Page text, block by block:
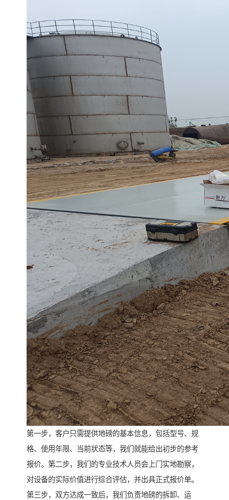
第一步，客户只需提供地磅的基本信息，包括型号、规
格、使用年限、当前状态等，我们就能给出初步的参考
报价。第二步，我们的专业技术人员会上门实地勘察，
对设备的实际价值进行综合评估，并出具正式报价单。
第三步，双方达成一致后，我们负责地磅的拆卸、运